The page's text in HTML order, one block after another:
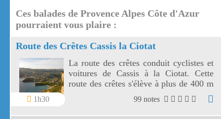
Ces balades de Provence Alpes Côte d'Azur
pourraient vous plaire :
Route des Crêtes Cassis la Ciotat
1h30
La route des crêtes conduit cyclistes et
voitures de Cassis à la Ciotat. Cette
route des crêtes s'élève à plus de 400 m
et surplombe la mer au travers plusieurs
99 notes